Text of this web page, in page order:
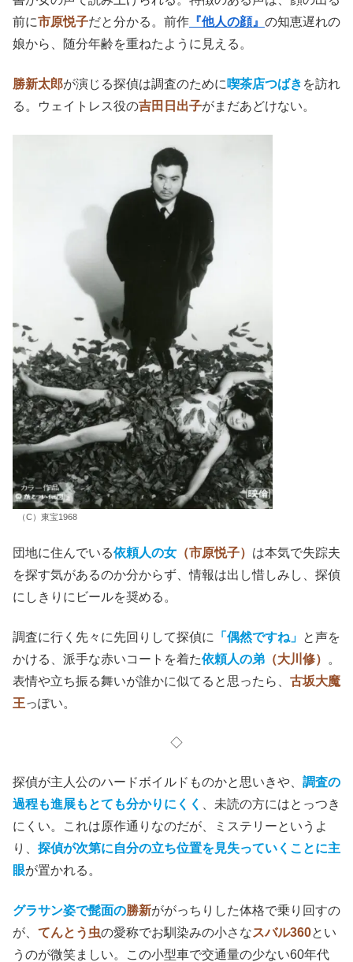
前に市原悦子だと分かる。前作 『他人の顔』 の知恵遅れの
娘から、随分年齢を重ねたように見える。
勝新太郎が演じる探偵は調査のために 喫茶店つばき を訪れ
る。ウェイトレス役の吉田日出子がまだあどけない。
（C）東宝1968
団地に住んでいる依頼人の女 （市原悦子） は本気で失踪夫
を探す気があるのか分からず、情報は出し惜しみし、探偵
にしきりにビールを奨める。
調査に行く先々に先回りして探偵に 「偶然ですね」 と声を
かける、派手な赤いコートを着た依頼人の弟 （大川修）
。
表情や立ち振る舞いが誰かに似てると思ったら、 古坂大魔
王っぽい。
◇
探偵が主人公のハードボイルドものかと思いきや、 調査の
過程も進展もとても分かりにくく
、未読の方にはとっつき
にくい。これは原作通りなのだが、ミステリーというよ
り、 探偵が次第に自分の立ち位置を見失っていくことに主
眼が置かれる。
グラサン姿で髭面の勝新ががっちりした体格で乗り回すの
が、 てんとう虫の愛称でお馴染みの小さなスバル360とい
うのが微笑ましい。この小型車で交通量の少ない60年代